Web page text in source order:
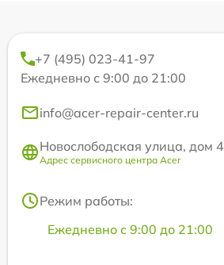
+7 (495) 023-41-97
Ежедневно с 9:00 до 21:00
info@acer-repair-center.ru
Новослободская улица, дом 4
Адрес сервисного центра Acer
Режим работы:
Ежедневно с 9:00 до 21:00